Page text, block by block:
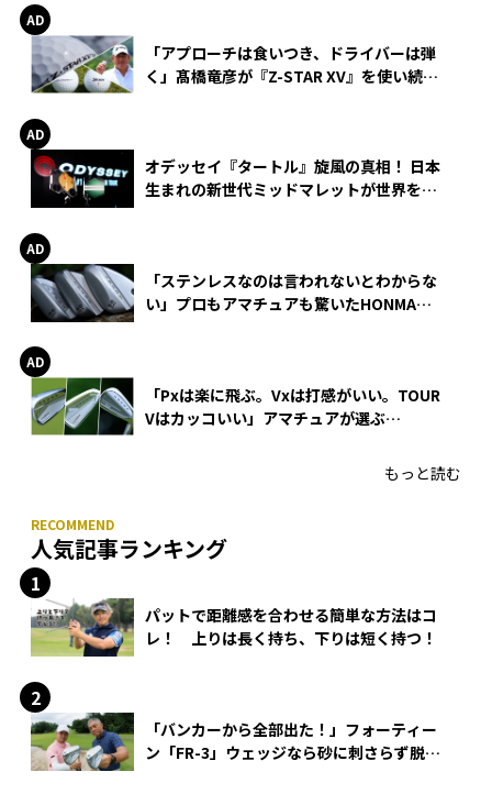
「アプローチは食いつき、ドライバーは弾
く」髙橋竜彦が『Z-STAR XV』を使い続け
オデッセイ『タートル』旋風の真相！ 日本
生まれの新世代ミッドマレットが世界を席
「ステンレスなのは言われないとわからな
い」プロもアマチュアも驚いたHONMA
「Pxは楽に飛ぶ。Vxは打感がいい。TOUR
Vはカッコいい」アマチュアが選ぶ
もっと読む
人気記事ランキング
パットで距離感を合わせる簡単な方法はコ
レ！ 上りは長く持ち、下りは短く持つ！
「バンカーから全部出た！」フォーティー
ン「FR-3」ウェッジなら砂に刺さらず脱出